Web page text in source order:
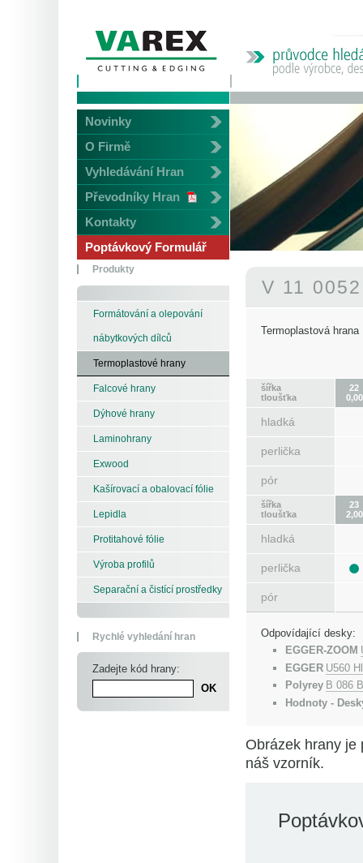
Novinky
O Firmě
Vyhledávání Hran
Převodníky Hran
Kontakty
Poptávkový Formulář
Produkty
Formátování a olepování
nábytkových dílců
Termoplastové hrany
Falcové hrany
Dýhové hrany
Laminohrany
Exwood
Kašírovací a obalovací fólie
Lepidla
Protitahové fólie
Výroba profilů
Separační a čistící prostředky
Rychlé vyhledání hran
Zadejte kód hrany:
V 11
Termoplastová hrana
šířka
tloušťka
22
0,00
hladká
perlička
pór
šířka
tloušťka
23
2,00
hladká
perlička
pór
Odpovídající desky:
EGGER-ZOOM
EGGER U560
Polyrey B 086
Hodnoty -
Obrázek hrany je
náš vzorník.